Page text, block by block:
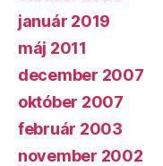
január 2019
máj 2011
december 2007
október 2007
február 2003
november 2002